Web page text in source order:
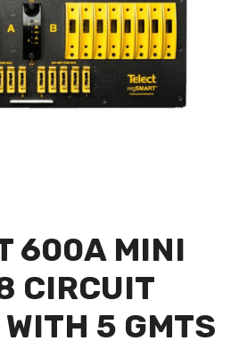
600A MINI
CIRCUIT
5 GMTS